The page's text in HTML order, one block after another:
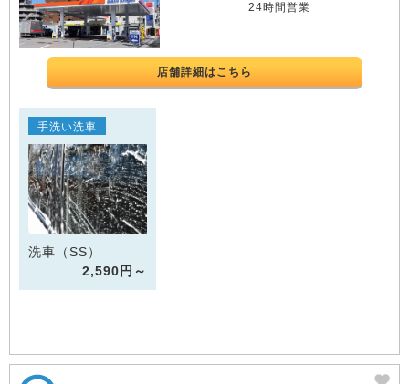
24時間営業
店舗詳細はこちら
手洗い洗車
洗車（SS）
2,590円～